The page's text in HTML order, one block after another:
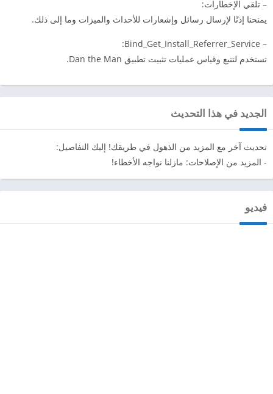
– تلقي الإخطارات:
يمنحنا إذنًا لإرسال رسائل وإشعارات للأحداث والميزات وما إلى ذلك.
– Bind_Get_Install_Referrer_Service:
تستخدم لتتبع وقياس عمليات تثبيت تطبيق Dan the Man.
الجديد في هذا التحديث
تحديث آخر مع المزيد من الذهول في طريقك! إليك التفاصيل:
- المزيد من الإصلاحات: مازلنا نواجه الأخطاء!
فيديو